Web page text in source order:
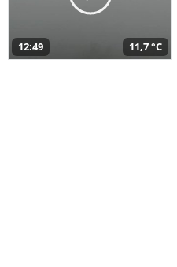
12:49 11,7 °C